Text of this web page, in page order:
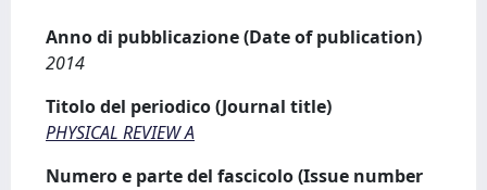
Anno di pubblicazione (Date of publication)
2014
Titolo del periodico (Journal title)
PHYSICAL REVIEW A
Numero e parte del fascicolo (Issue number